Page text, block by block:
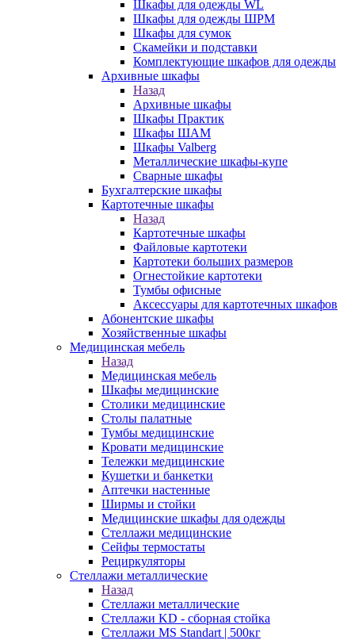
Шкафы для одежды WL
Шкафы для одежды ШРМ
Шкафы для сумок
Скамейки и подставки
Комплектующие шкафов для одежды
Архивные шкафы
Назад
Архивные шкафы
Шкафы Практик
Шкафы ШАМ
Шкафы Valberg
Металлические шкафы-купе
Сварные шкафы
Бухгалтерские шкафы
Картотечные шкафы
Назад
Картотечные шкафы
Файловые картотеки
Картотеки больших размеров
Огнестойкие картотеки
Тумбы офисные
Аксессуары для картотечных шкафов
Абонентские шкафы
Хозяйственные шкафы
Медицинская мебель
Назад
Медицинская мебель
Шкафы медицинские
Столики медицинские
Столы палатные
Тумбы медицинские
Кровати медицинские
Тележки медицинские
Кушетки и банкетки
Аптечки настенные
Ширмы и стойки
Медицинские шкафы для одежды
Стеллажи медицинские
Сейфы термостаты
Рециркуляторы
Стеллажи металлические
Назад
Стеллажи металлические
Стеллажи KD - сборная стойка
Стеллажи MS Standart | 500кг